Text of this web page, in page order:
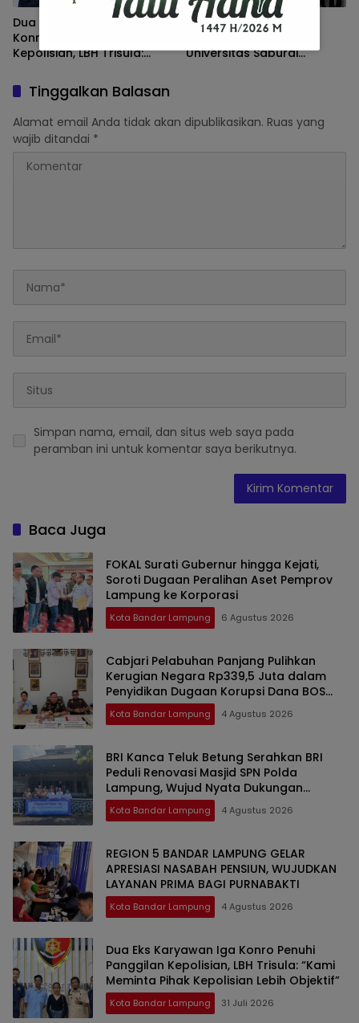
Dua Eks Karyawan Iga
Konro Penuhi Panggilan
Kepolisian, LBH Trisula:
Kepolisian Lebih Objektif”
Perkuat Kolaborasi
Universitas Saburai
Tinggalkan Balasan
Alamat email Anda tidak akan dipublikasikan. Ruas yang
wajib ditandai *
Simpan nama, email, dan situs web saya pada
peramban ini untuk komentar saya berikutnya.
Baca Juga
FOKAL Surati Gubernur hingga Kejati,
Soroti Dugaan Peralihan Aset Pemprov
Lampung ke Korporasi
Kota Bandar Lampung 6 Agustus 2026
Cabjari Pelabuhan Panjang Pulihkan
Kerugian Negara Rp339,5 Juta dalam
Penyidikan Dugaan Korupsi Dana BOS
SDN 1 Telukbetung Selatan
Kota Bandar Lampung 4 Agustus 2026
BRI Kanca Teluk Betung Serahkan BRI
Peduli Renovasi Masjid SPN Polda
Lampung, Wujud Nyata Dukungan
terhadap Sarana Ibadah
Kota Bandar Lampung 4 Agustus 2026
REGION 5 BANDAR LAMPUNG GELAR
APRESIASI NASABAH PENSIUN, WUJUDKAN
LAYANAN PRIMA BAGI PURNABAKTI
Kota Bandar Lampung 4 Agustus 2026
Dua Eks Karyawan Iga Konro Penuhi
Panggilan Kepolisian, LBH Trisula: “Kami
Meminta Pihak Kepolisian Lebih Objektif”
Kota Bandar Lampung 31 Juli 2026